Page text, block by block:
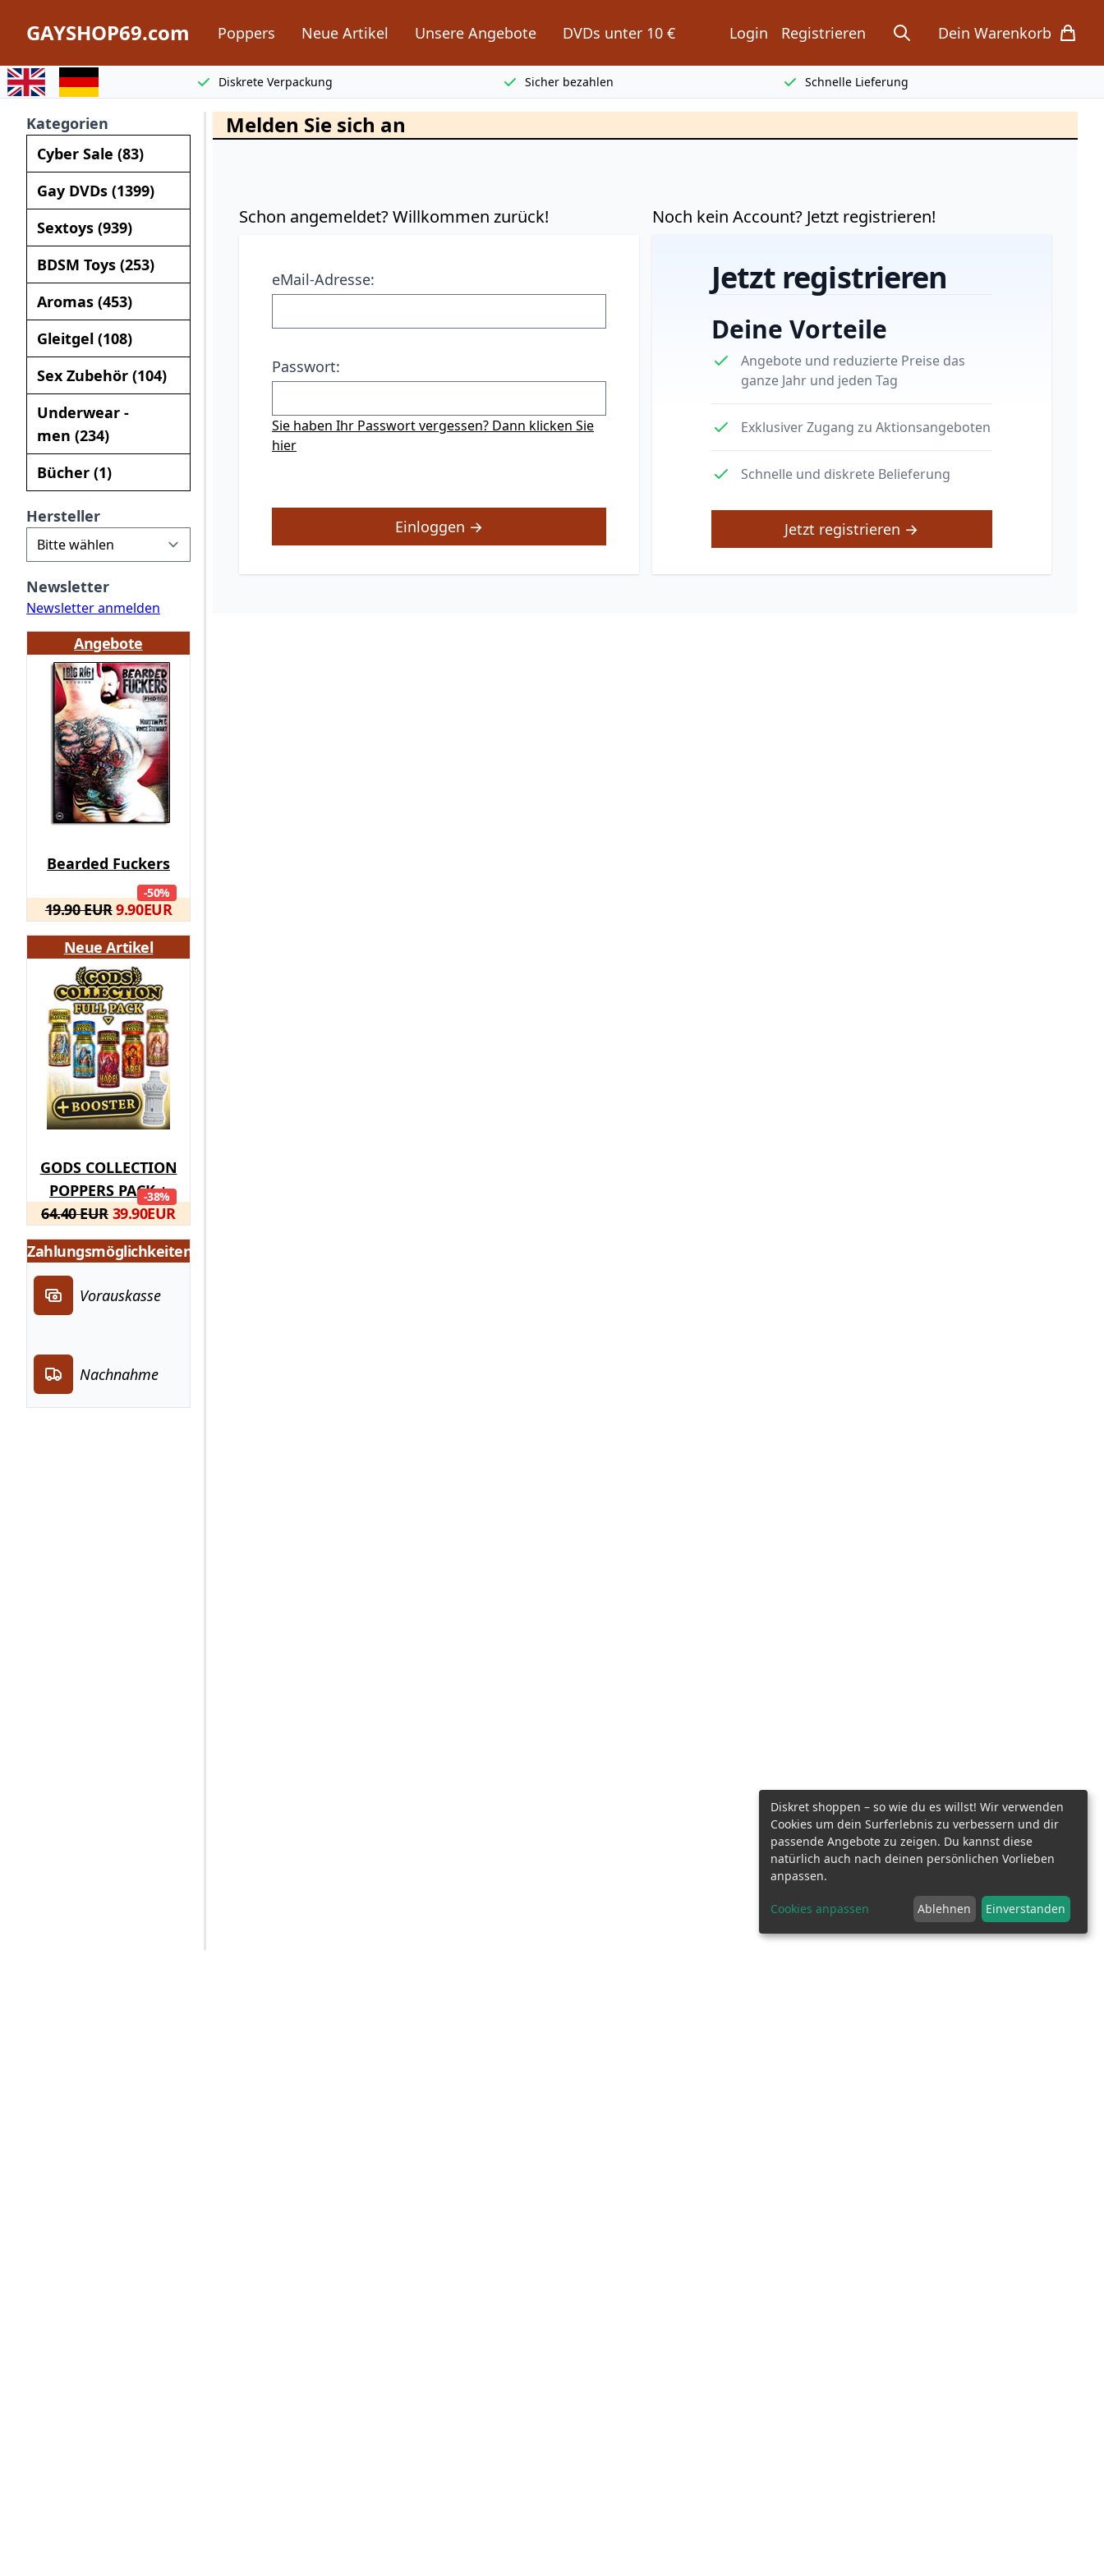
GAYSHOP69.com Poppers Neue Artikel Unsere Angebote DVDs unter 10 € Login Registrieren search Dein Warenkorb
items in cart, view bag
Switch to englishSwitch to german
Diskrete Verpackung Sicher bezahlen Schnelle Lieferung
Kategorien
Cyber Sale (83)
Gay DVDs (1399)
Sextoys (939)
BDSM Toys (253)
Aromas (453)
Gleitgel (108)
Sex Zubehör (104)
Underwear -
men (234)
Bücher (1)
Hersteller
Newsletter
Newsletter anmelden
Angebote
Bearded Fuckers
19.90 EUR9.90EUR
-50%
Neue Artikel
GODS COLLECTION
POPPERS PACK +
BOOSTER
64.40 EUR 39.90EUR
-38%
Zahlungsmöglichkeiten
Vorauskasse
Nachnahme
Melden Sie sich an
Schon angemeldet? Willkommen zurück!
eMail-Adresse:
Passwort:
Sie haben Ihr Passwort vergessen? Dann klicken Sie
hier
Einloggen →
Noch kein Account? Jetzt registrieren!
Jetzt registrieren
Deine Vorteile
Angebote und reduzierte Preise das
ganze Jahr und jeden Tag
Exklusiver Zugang zu Aktionsangeboten
Schnelle und diskrete Belieferung
Jetzt registrieren →
Diskret shoppen – so wie du es willst! Wir verwenden
Cookies um dein Surferlebnis zu verbessern und dir
passende Angebote zu zeigen. Du kannst diese
natürlich auch nach deinen persönlichen Vorlieben
anpassen.
Cookies anpassen Ablehnen Einverstanden